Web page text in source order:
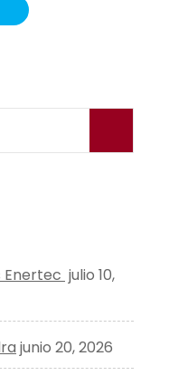
Enertec julio 10,
junio 20, 2026